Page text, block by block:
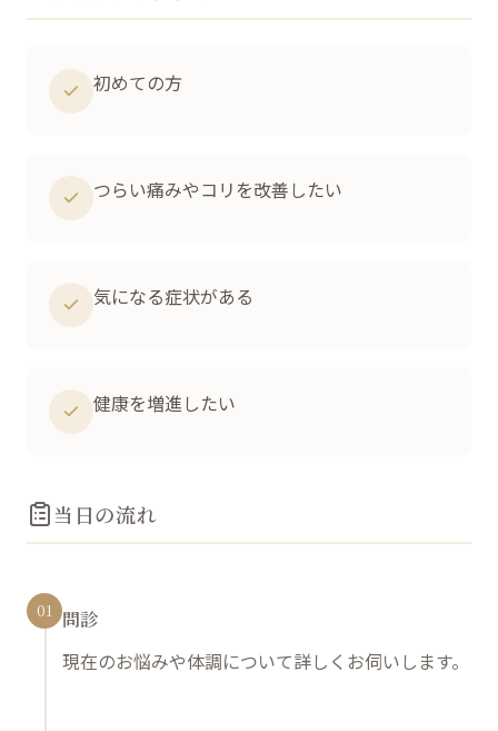
初めての方
つらい痛みやコリを改善したい
気になる症状がある
健康を増進したい
当日の流れ
01 問診
現在のお悩みや体調について詳しくお伺いします。